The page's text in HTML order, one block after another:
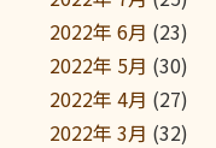
2022年 6月 (23)
2022年 5月 (30)
2022年 4月 (27)
2022年 3月 (32)